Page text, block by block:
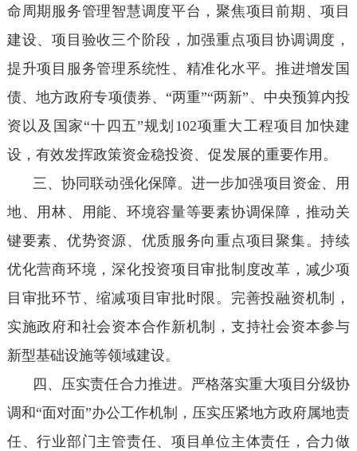
命周期服务管理智慧调度平台，聚焦项目前期、项目
建设、项目验收三个阶段，加强重点项目协调调度，
提升项目服务管理系统性、精准化水平。推进增发国
债、地方政府专项债券、“两重”“两新”、中央预算内投
资以及国家“十四五”规划102项重大工程项目加快建
设，有效发挥政策资金稳投资、促发展的重要作用。
三、协同联动强化保障。进一步加强项目资金、用
地、用林、用能、环境容量等要素协调保障，推动关
键要素、优势资源、优质服务向重点项目聚集。持续
优化营商环境，深化投资项目审批制度改革，减少项
目审批环节、缩减项目审批时限。完善投融资机制，
实施政府和社会资本合作新机制，支持社会资本参与
新型基础设施等领域建设。
四、压实责任合力推进。严格落实重大项目分级协
调和“面对面”办公工作机制，压实压紧地方政府属地责
任、行业部门主管责任、项目单位主体责任，合力做